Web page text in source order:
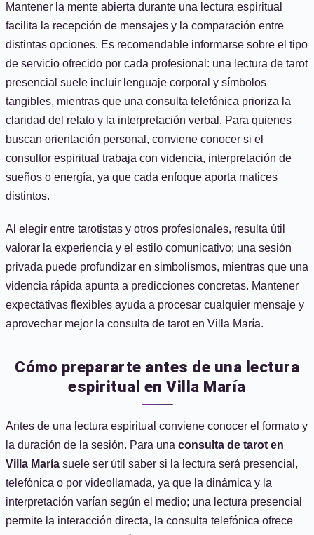
Mantener la mente abierta durante una lectura espiritual
facilita la recepción de mensajes y la comparación entre
distintas opciones. Es recomendable informarse sobre el tipo
de servicio ofrecido por cada profesional: una lectura de tarot
presencial suele incluir lenguaje corporal y símbolos
tangibles, mientras que una consulta telefónica prioriza la
claridad del relato y la interpretación verbal. Para quienes
buscan orientación personal, conviene conocer si el
consultor espiritual trabaja con videncia, interpretación de
sueños o energía, ya que cada enfoque aporta matices
distintos.
Al elegir entre tarotistas y otros profesionales, resulta útil
valorar la experiencia y el estilo comunicativo; una sesión
privada puede profundizar en simbolismos, mientras que una
videncia rápida apunta a predicciones concretas. Mantener
expectativas flexibles ayuda a procesar cualquier mensaje y
aprovechar mejor la consulta de tarot en Villa María.
Cómo prepararte antes de una lectura
espiritual en Villa María
Antes de una lectura espiritual conviene conocer el formato y
la duración de la sesión. Para una consulta de tarot en
Villa María suele ser útil saber si la lectura será presencial,
telefónica o por videollamada, ya que la dinámica y la
interpretación varían según el medio; una lectura presencial
permite la interacción directa, la consulta telefónica ofrece